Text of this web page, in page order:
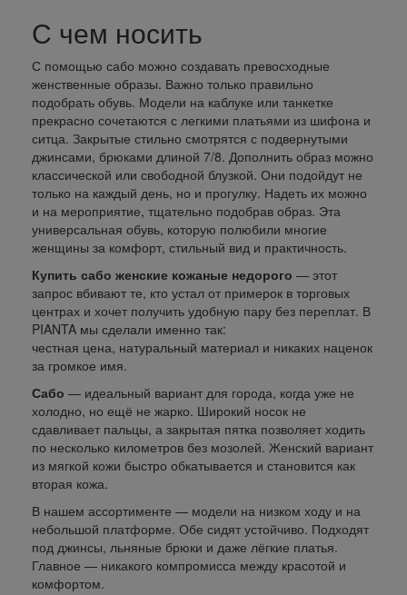
С чем носить
С помощью сабо можно создавать превосходные
женственные образы. Важно только правильно
подобрать обувь. Модели на каблуке или танкетке
прекрасно сочетаются с легкими платьями из шифона и
ситца. Закрытые стильно смотрятся с подвернутыми
джинсами, брюками длиной 7/8. Дополнить образ можно
классической или свободной блузкой. Они подойдут не
только на каждый день, но и прогулку. Надеть их можно
и на мероприятие, тщательно подобрав образ. Эта
универсальная обувь, которую полюбили многие
женщины за комфорт, стильный вид и практичность.
Купить сабо женские кожаные недорого — этот
запрос вбивают те, кто устал от примерок в торговых
центрах и хочет получить удобную пару без переплат. В
PIANTA мы сделали именно так:
честная цена, натуральный материал и никаких наценок
за громкое имя.
Сабо — идеальный вариант для города, когда уже не
холодно, но ещё не жарко. Широкий носок не
сдавливает пальцы, а закрытая пятка позволяет ходить
по несколько километров без мозолей. Женский вариант
из мягкой кожи быстро обкатывается и становится как
вторая кожа.
В нашем ассортименте — модели на низком ходу и на
небольшой платформе. Обе сидят устойчиво. Подходят
под джинсы, льняные брюки и даже лёгкие платья.
Главное — никакого компромисса между красотой и
комфортом.